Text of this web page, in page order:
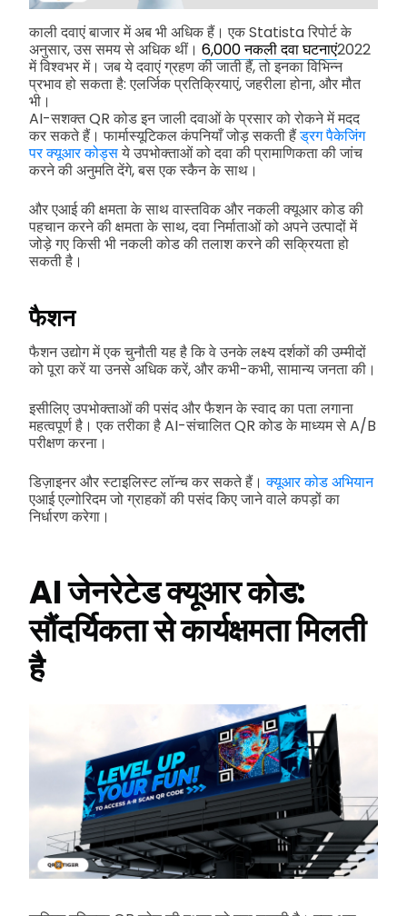
काली दवाएं बाजार में अब भी अधिक हैं। एक Statista रिपोर्ट के
अनुसार, उस समय से अधिक थीं। 6,000 नकली दवा घटनाएं2022
में विश्वभर में। जब ये दवाएं ग्रहण की जाती हैं, तो इनका विभिन्न
प्रभाव हो सकता है: एलर्जिक प्रतिक्रियाएं, जहरीला होना, और मौत
भी।
AI-सशक्त QR कोड इन जाली दवाओं के प्रसार को रोकने में मदद
कर सकते हैं। फार्मास्यूटिकल कंपनियाँ जोड़ सकती हैंड्रग पैकेजिंग
पर क्यूआर कोड्सये उपभोक्ताओं को दवा की प्रामाणिकता की जांच
करने की अनुमति देंगे, बस एक स्कैन के साथ।
और एआई की क्षमता के साथ वास्तविक और नकली क्यूआर कोड की
पहचान करने की क्षमता के साथ, दवा निर्माताओं को अपने उत्पादों में
जोड़े गए किसी भी नकली कोड की तलाश करने की सक्रियता हो
सकती है।
फैशन
फैशन उद्योग में एक चुनौती यह है कि वे उनके लक्ष्य दर्शकों की उम्मीदों
को पूरा करें या उनसे अधिक करें, और कभी-कभी, सामान्य जनता की।
इसीलिए उपभोक्ताओं की पसंद और फैशन के स्वाद का पता लगाना
महत्वपूर्ण है। एक तरीका है AI-संचालित QR कोड के माध्यम से A/B
परीक्षण करना।
डिज़ाइनर और स्टाइलिस्ट लॉन्च कर सकते हैं।क्यूआर कोड अभियान
एआई एल्गोरिदम जो ग्राहकों की पसंद किए जाने वाले कपड़ों का
निर्धारण करेगा।
AI जेनरेटेड क्यूआर कोड:
सौंदर्यिकता से कार्यक्षमता मिलती
है